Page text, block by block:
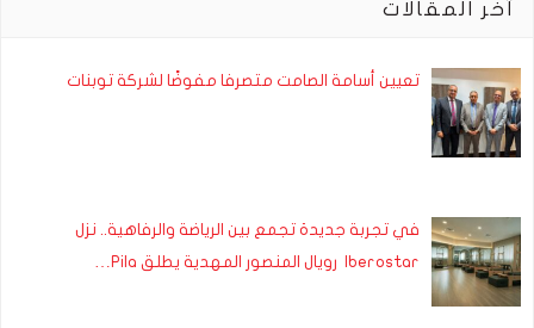
آخر المقالات
تعيين أسامة الصامت متصرفا مفوضًا لشركة توبنات
في تجربة جديدة تجمع بين الرياضة والرفاهية.. نزل
Iberostar رويال المنصور المهدية يطلق Pila…